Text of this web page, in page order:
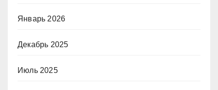
Январь 2026
Декабрь 2025
Июль 2025